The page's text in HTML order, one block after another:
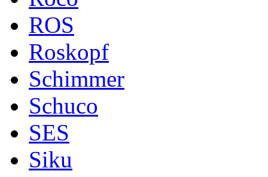
ROS
Roskopf
Schimmer
Schuco
SES
Siku